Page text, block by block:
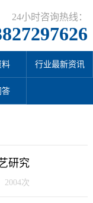
24小时咨询热线：
料 行业最新资讯
答
研究
2004次